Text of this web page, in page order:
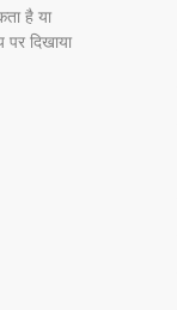
है या
पर दिखाया